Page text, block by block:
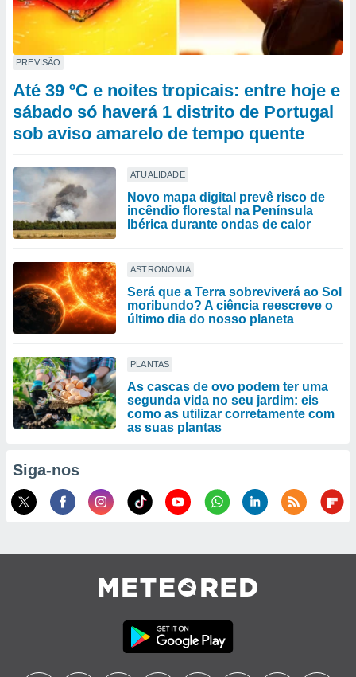
PREVISÃO
Até 39 ºC e noites tropicais: entre hoje e
sábado só haverá 1 distrito de Portugal
sob aviso amarelo de tempo quente
ATUALIDADE
Novo mapa digital prevê risco de
incêndio florestal na Península
Ibérica durante ondas de calor
ASTRONOMIA
Será que a Terra sobreviverá ao Sol
moribundo? A ciência reescreve o
último dia do nosso planeta
PLANTAS
As cascas de ovo podem ter uma
segunda vida no seu jardim: eis
como as utilizar corretamente com
as suas plantas
Siga-nos